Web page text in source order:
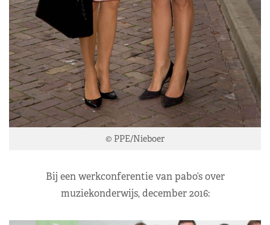
© PPE/Nieboer
Bij een werkconferentie van pabo’s over
muziekonderwijs, december 2016: